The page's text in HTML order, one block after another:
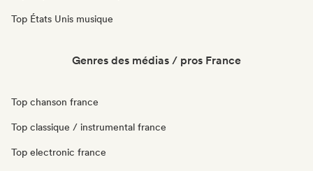
Top États Unis musique
Genres des médias / pros France
Top chanson france
Top classique / instrumental france
Top electronic france